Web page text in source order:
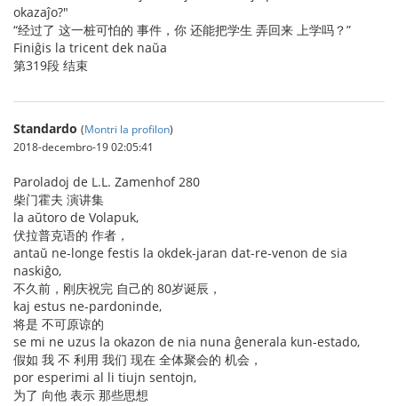
okazaĵo?"
“经过了 这一桩可怕的 事件，你 还能把学生 弄回来 上学吗？”
Finiĝis la tricent dek naŭa
第319段 结束
Standardo (Montri la profilon)
2018-decembro-19 02:05:41
Paroladoj de L.L. Zamenhof 280
柴门霍夫 演讲集
la aŭtoro de Volapuk,
伏拉普克语的 作者，
antaŭ ne-longe festis la okdek-jaran dat-re-venon de sia
naskiĝo,
不久前，刚庆祝完 自己的 80岁诞辰，
kaj estus ne-pardoninde,
将是 不可原谅的
se mi ne uzus la okazon de nia nuna ĝenerala kun-estado,
假如 我 不 利用 我们 现在 全体聚会的 机会，
por esperimi al li tiujn sentojn,
为了 向他 表示 那些思想